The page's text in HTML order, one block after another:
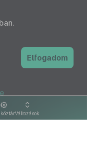
Változások
Elfogadom